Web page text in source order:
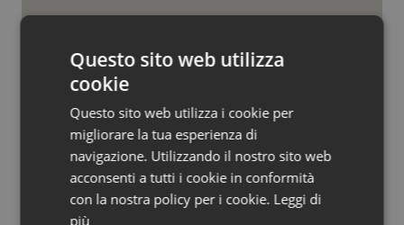
Quotidiano Cardiologia
Quotidiano Chirurgia
Quotidiano Oncologia
Quotidiano Pediatria
Rene & patologie urogenitali
“Preoccupazione per la mancata
approvazione dell’adeguamento
delle tariffe ospedaliere, così rinvio
West Nile. Rete Izs: “Sorveglianza e
dati per evitare allarmismi. Italia
pronta”
Questo sito web utilizza
cookie
Questo sito web utilizza i cookie per
migliorare la tua esperienza di
navigazione. Utilizzando il nostro sito web
acconsenti a tutti i cookie in conformità
con la nostra policy per i cookie. Leggi di
più